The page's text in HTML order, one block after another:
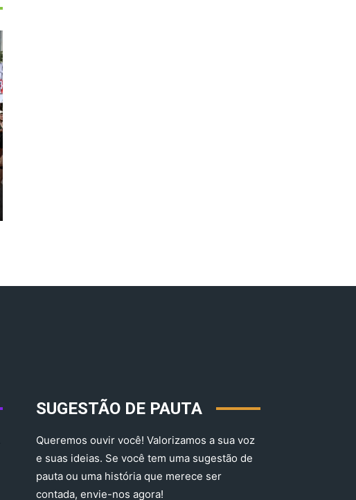
SUGESTÃO DE PAUTA
Queremos ouvir você! Valorizamos a sua voz
e suas ideias. Se você tem uma sugestão de
pauta ou uma história que merece ser
contada, envie-nos agora!